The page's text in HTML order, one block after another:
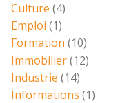
Culture (4)
Emploi (1)
Formation (10)
Immobilier(12)
Industrie (14)
Informations (1)